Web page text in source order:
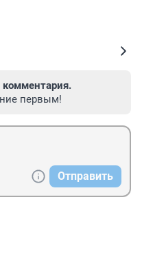
комментария.
первым!
Отправить